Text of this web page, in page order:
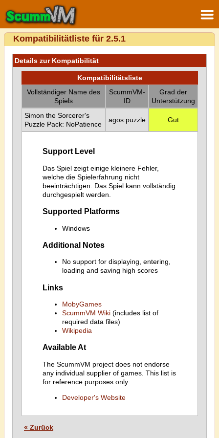
Kompatibilitätliste für 2.5.1
Details zur Kompatibilität
Kompatibilitätsliste
Vollständiger Name des
Spiels
ScummVM-
ID
Grad der
Unterstützung
Simon the Sorcerer's
Puzzle Pack: NoPatience
agos:puzzle Gut
Support Level
Das Spiel zeigt einige kleinere Fehler,
welche die Spielerfahrung nicht
beeinträchtigen. Das Spiel kann vollständig
durchgespielt werden.
Supported Platforms
Windows
Additional Notes
No support for displaying, entering,
loading and saving high scores
Links
MobyGames
ScummVM Wiki(includes list of
required data files)
Wikipedia
Available At
The ScummVM project does not endorse
any individual supplier of games. This list is
for reference purposes only.
Developer's Website
« Zurück